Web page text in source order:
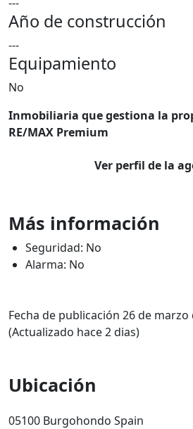
Año de construcción
---
Equipamiento
No
Inmobiliaria que gestiona la
RE/MAX Premium
Ver perfil de la
Más información
Seguridad: No
Alarma: No
Fecha de publicación 26 de marzo
(Actualizado hace 2 dias)
Ubicación
05100 Burgohondo Spain